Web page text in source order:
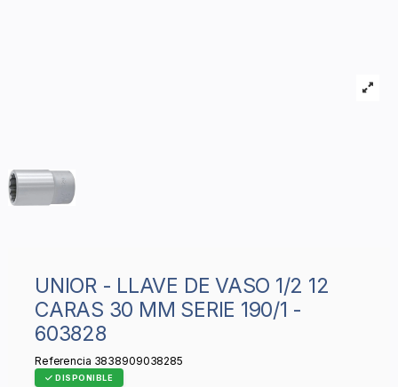
UNIOR - LLAVE DE VASO 1/2 12
CARAS 30 MM SERIE 190/1 -
603828
Referencia 3838909038285
DISPONIBLE